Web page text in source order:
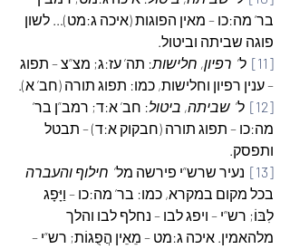
בר’ מה:כו – מאין הפוגות (איכה ג:מט)… לשון
פוגה שביתה וביטול.
[11]
ל’ רפיון, חלישות: תה’ עז:ג; מצ”צ – תפוג
– ענין רפיון וחלישות, כמו: תפוג תורה (חב’ א).
[12]
ל’ שביתה, ביטול: חב’ א:ד; רמב”ן בר’
מה:כו – תפוג תורה (חבקוק א:ד) – תבטל
ותפסק.
[13]
נעיר שרש”י פירשה מל’ חילוף והעברה
בכל מקום במקרא, כמו: בר’ מה:כו – וַיָּפָג
לִבּוֹ; רש”י – ויפג לבו – נחלף לבו והלך
מלהאמין. איכה ג:מט – מֵאֵין הֲפֻגוֹת; רש”י –